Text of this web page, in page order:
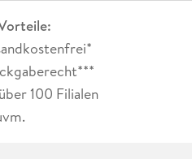
100 Filialen